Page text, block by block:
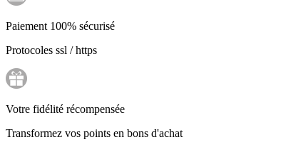
Paiement 100% sécurisé
Protocoles ssl / https
Votre fidélité récompensée
Transformez vos points en bons d'achat